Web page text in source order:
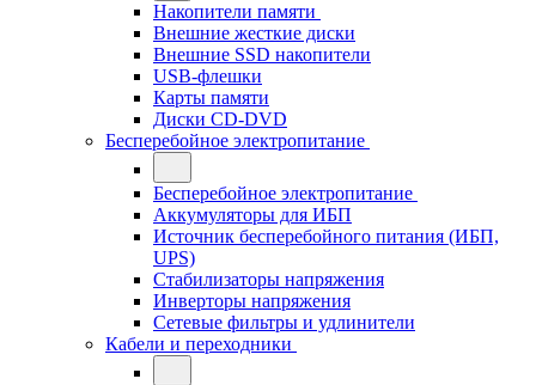
Накопители памяти
Внешние жесткие диски
Внешние SSD накопители
USB-флешки
Карты памяти
Диски CD-DVD
Бесперебойное электропитание
Бесперебойное электропитание
Аккумуляторы для ИБП
Источник бесперебойного питания (ИБП,
UPS)
Стабилизаторы напряжения
Инверторы напряжения
Сетевые фильтры и удлинители
Кабели и переходники